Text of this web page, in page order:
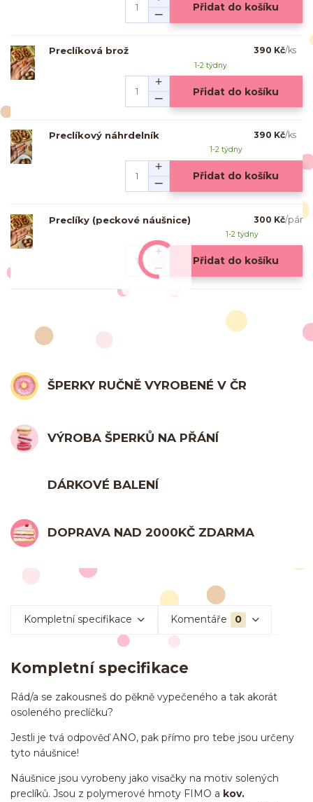
Přidat do košíku
Preclíková brož 390 Kč/ks
1-2 týdny
Přidat do košíku
Preclíkový náhrdelník 390 Kč/ks
1-2 týdny
Přidat do košíku
Preclíky (peckové náušnice) 300 Kč/pár
1-2 týdny
Přidat do košíku
ŠPERKY RUČNĚ VYROBENÉ V ČR
VÝROBA ŠPERKŮ NA PŘÁNÍ
DÁRKOVÉ BALENÍ
DOPRAVA NAD 2000KČ ZDARMA
Kompletní specifikace Komentáře 0
Kompletní specifikace
Rád/a se zakousneš do pěkně vypečeného a tak akorát
osoleného preclíčku?
Jestli je tvá odpověď ANO, pak přímo pro tebe jsou určeny
tyto náušnice!
Náušnice jsou vyrobeny jako visačky na motiv solených
preclíků. Jsou z polymerové hmoty FIMO a kov.